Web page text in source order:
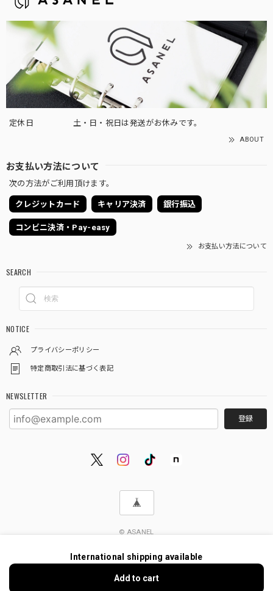
定休日 土・日・祝日は発送がお休みです。
ABOUT
お支払い方法について
次の方法がご利用頂けます。
クレジットカード キャリア決済 銀行振込
コンビニ決済・Pay-easy
お支払い方法について
SEARCH
NOTICE
プライバシーポリシー
特定商取引法に基づく表記
NEWSLETTER
登録
© ASANEL
International shipping available
Add to cart